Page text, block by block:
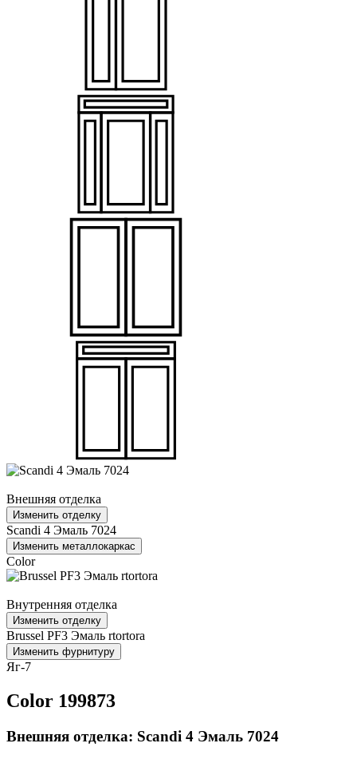
Внешняя отделка
Изменить отделку
Scandi 4 Эмаль 7024
Изменить металлокаркас
Color
Внутренняя отделка
Изменить отделку
Brussel PF3 Эмаль rtortora
Изменить фурнитуру
Яг-7
Color 199873
Внешняя отделка: Scandi 4 Эмаль 7024